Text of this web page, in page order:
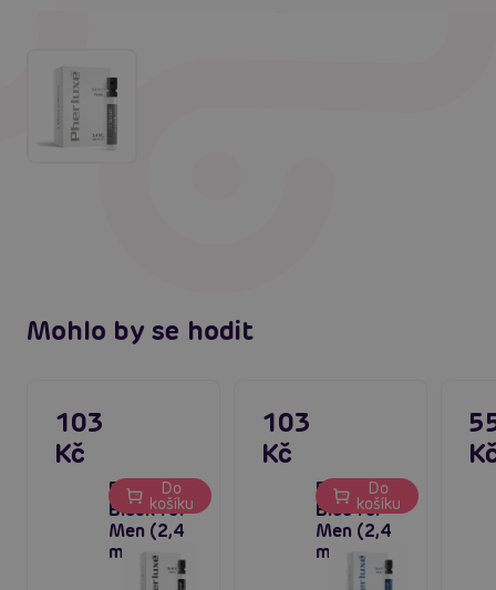
Mohlo by se hodit
Pherluxe
Black for
Men (2,4
ml)
103
Kč
Do
košíku
Pherluxe
Blue for
Men (2,4
ml)
103
Kč
Do
košíku